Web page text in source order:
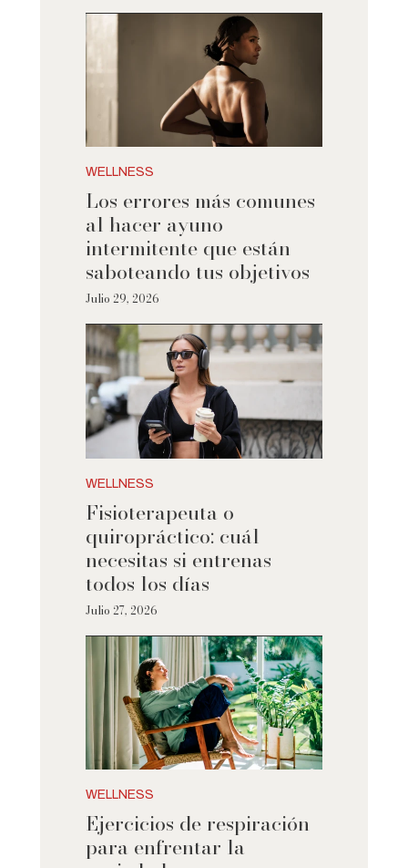
WELLNESS
Los errores más comunes
al hacer ayuno
intermitente que están
saboteando tus objetivos
Julio 29, 2026
WELLNESS
Fisioterapeuta o
quiropráctico: cuál
necesitas si entrenas
todos los días
Julio 27, 2026
WELLNESS
Ejercicios de respiración
para enfrentar la